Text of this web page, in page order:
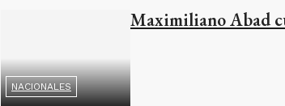
NACIONALES
Maximiliano Abad